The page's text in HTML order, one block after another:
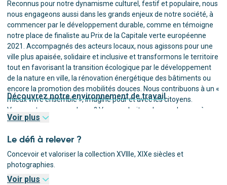
Reconnus pour notre dynamisme culturel, festif et populaire, nous
nous engageons aussi dans les grands enjeux de notre société, à
commencer par le développement durable, comme en témoigne
notre place de finaliste au Prix de la Capitale verte européenne
2021. Accompagnés des acteurs locaux, nous agissons pour une
ville plus apaisée, solidaire et inclusive et transformons le territoire
tout en favorisant la transition écologique par le développement
de la nature en ville, la rénovation énergétique des bâtiments ou
encore la promotion des mobilités douces. Nous contribuons à un «
mieux vivre ensemble », imaginé pour et avec les citoyens.
Vous partagez nos valeurs ? Vous souhaitez donner du sens à
votre carrière en ayant un impact direct et local au service des
Découvrez notre environnement de travail
Voir plus
Le défi à relever ?
Concevoir et valoriser la collection XVIIIe, XIXe siècles et
photographies.
Voir plus